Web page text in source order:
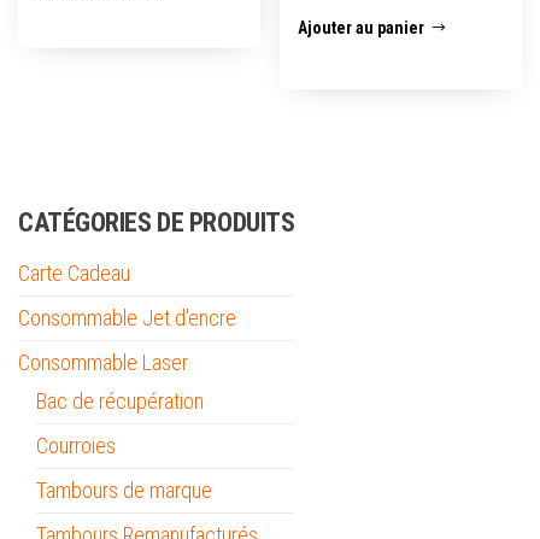
Ajouter au panier
CATÉGORIES DE PRODUITS
Carte Cadeau
Consommable Jet d'encre
Consommable Laser
Bac de récupération
Courroies
Tambours de marque